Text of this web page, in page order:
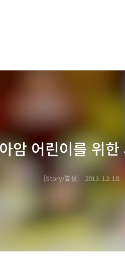
암 어린이를 위
Story/효성 2013. 12. 18.